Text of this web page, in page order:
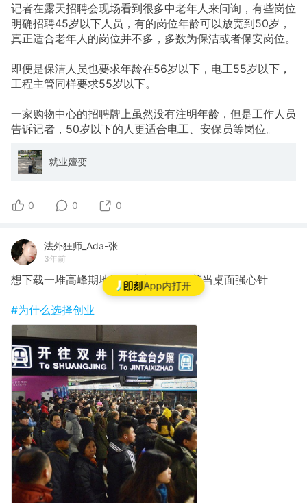
App内打开
记者在露天招聘会现场看到很多中老年人来问询，有些岗位
明确招聘45岁以下人员，有的岗位年龄可以放宽到50岁，
真正适合老年人的岗位并不多，多数为保洁或者保安岗位。
即便是保洁人员也要求年龄在56岁以下，电工55岁以下，
工程主管同样要求55岁以下。
一家购物中心的招聘牌上虽然没有注明年龄，但是工作人员
告诉记者，50岁以下的人更适合电工、安保员等岗位。
就业嬗变
0 0 0
法外狂师_Ada-张
3年前
想下载一堆高峰期地铁众生相pic轮换着当桌面强心针
#为什么选择创业